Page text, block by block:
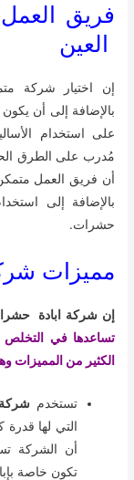
فريق
العين
إن اختيار شركة
بالإضافة إلى أن
على استخدام
مُدرب على الطرق
أن فريق العمل
بالإضافة إلى
حشرات.
مميزات
إن شركة ابادة
تساعدها في التخلص
الكثير من المميزات
تستخدم
التي لها
أن الشركة
تكون خاصة